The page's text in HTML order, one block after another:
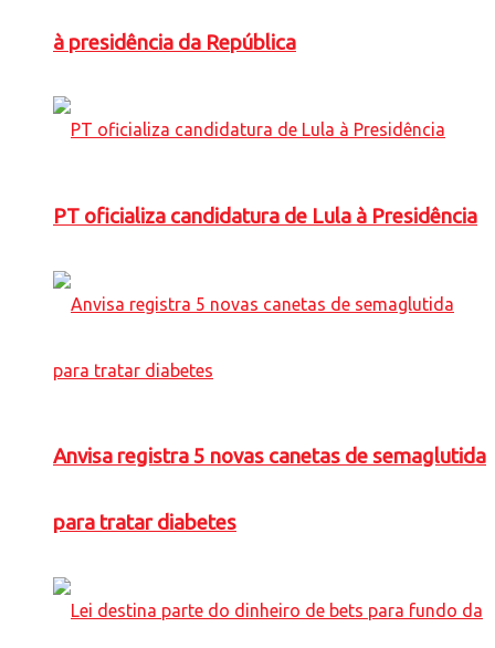
à presidência da República
PT oficializa candidatura de Lula à Presidência
Anvisa registra 5 novas canetas de semaglutida
para tratar diabetes